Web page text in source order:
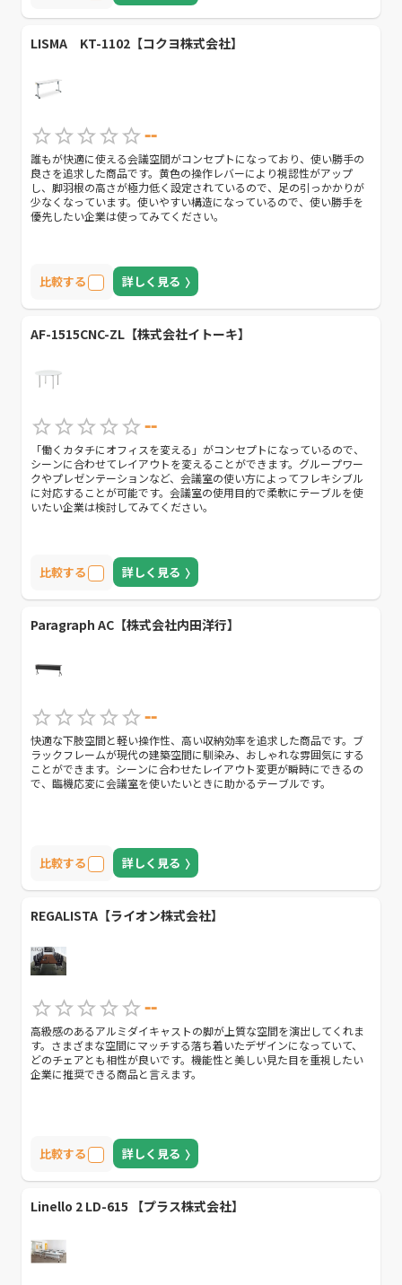
LISMA KT-1102【コクヨ株式会社】
--
誰もが快適に使える会議空間がコンセプトになっており、使い勝手の
良さを追求した商品です。黄色の操作レバーにより視認性がアップ
し、脚羽根の高さが極力低く設定されているので、足の引っかかりが
少なくなっています。使いやすい構造になっているので、使い勝手を
優先したい企業は使ってみてください。
比較する 詳しく見る
AF-1515CNC-ZL【株式会社イトーキ】
--
「働くカタチにオフィスを変える」がコンセプトになっているので、
シーンに合わせてレイアウトを変えることができます。グループワー
クやプレゼンテーションなど、会議室の使い方によってフレキシブル
に対応することが可能です。会議室の使用目的で柔軟にテーブルを使
いたい企業は検討してみてください。
比較する 詳しく見る
Paragraph AC【株式会社内田洋行】
--
快適な下肢空間と軽い操作性、高い収納効率を追求した商品です。ブ
ラックフレームが現代の建築空間に馴染み、おしゃれな雰囲気にする
ことができます。シーンに合わせたレイアウト変更が瞬時にできるの
で、臨機応変に会議室を使いたいときに助かるテーブルです。
比較する 詳しく見る
REGALISTA【ライオン株式会社】
--
高級感のあるアルミダイキャストの脚が上質な空間を演出してくれま
す。さまざまな空間にマッチする落ち着いたデザインになっていて、
どのチェアとも相性が良いです。機能性と美しい見た目を重視したい
企業に推奨できる商品と言えます。
比較する 詳しく見る
Linello 2 LD-615 【プラス株式会社】